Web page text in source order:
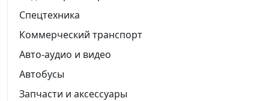
Спецтехника
Коммерческий транспорт
Авто-аудио и видео
Автобусы
Запчасти и аксессуары